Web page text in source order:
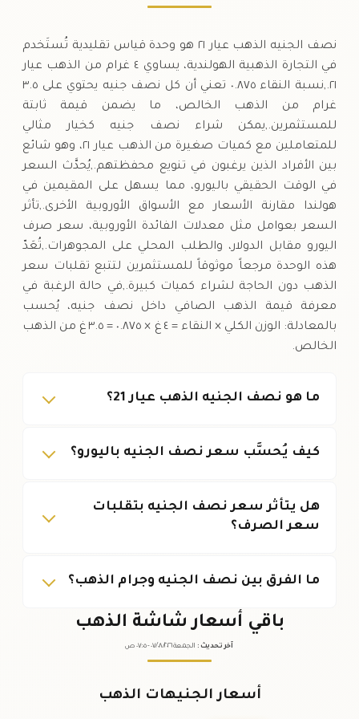
نصف الجنيه الذهب عيار ٢١ هو وحدة قياس تقليدية تُستَخدم
في التجارة الذهبية الهولندية، يساوي ٤ غرام من الذهب عيار
٢١.,نسبة النقاء ٠.٨٧٥ تعني أن كل نصف جنيه يحتوي على ٣.٥
غرام من الذهب الخالص، ما يضمن قيمة ثابتة
للمستثمرين.,يمكن شراء نصف جنيه كخيار مثالي
للمتعاملين مع كميات صغيرة من الذهب عيار ٢١، وهو شائع
بين الأفراد الذين يرغبون في تنويع محفظتهم.,يُحدَّث السعر
في الوقت الحقيقي باليورو، مما يسهل على المقيمين في
هولندا مقارنة الأسعار مع الأسواق الأوروبية الأخرى.,تأثر
السعر بعوامل مثل معدلات الفائدة الأوروبية، سعر صرف
اليورو مقابل الدولار، والطلب المحلي على المجوهرات.,تُعَدّ
هذه الوحدة مرجعاً موثوقاً للمستثمرين لتتبع تقلبات سعر
الذهب دون الحاجة لشراء كميات كبيرة.,في حالة الرغبة في
معرفة قيمة الذهب الصافي داخل نصف جنيه، يُحسب
بالمعادلة: الوزن الكلي × النقاء = ٤ غ × ٠.٨٧٥ = ٣.٥ غ من الذهب
الخالص.
ما هو نصف الجنيه الذهب عيار 21؟
كيف يُحسَّب سعر نصف الجنيه باليورو؟
هل يتأثر سعر نصف الجنيه بتقلبات
سعر الصرف؟
ما الفرق بين نصف الجنيه وجرام الذهب؟
باقي أسعار شاشة الذهب
آخر تحديث : الجمعة ٠٧ /٠٨/٢٠٢٦ - ٠٧:٠٥ ص
أسعار الجنيهات الذهب